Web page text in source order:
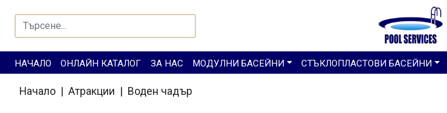
НАЧАЛО ОНЛАЙН КАТАЛОГ ЗА НАС МОДУЛНИ БАСЕЙНИ СТЪКЛОПЛАСТОВИ БАСЕЙНИ
Начало | Атракции | Воден чадър